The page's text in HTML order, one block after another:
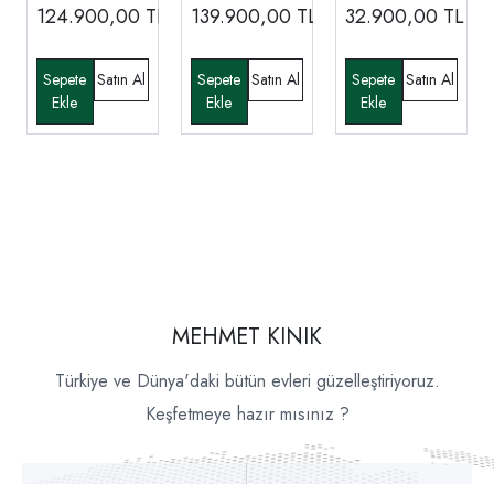
124.900,00 TL 139.900,00 TL 32.900,00 TL
MEHMET KINIK
Türkiye ve Dünya'daki bütün evleri güzelleştiriyoruz.
Keşfetmeye hazır mısınız ?